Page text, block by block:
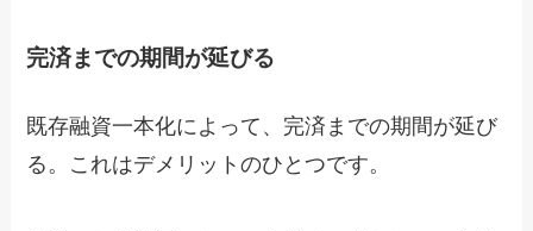
完済までの期間が延びる
既存融資一本化によって、完済までの期間が延び
る。これはデメリットのひとつです。